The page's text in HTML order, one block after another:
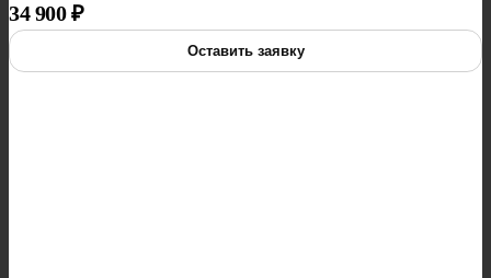
34 900₽
Оставить заявку